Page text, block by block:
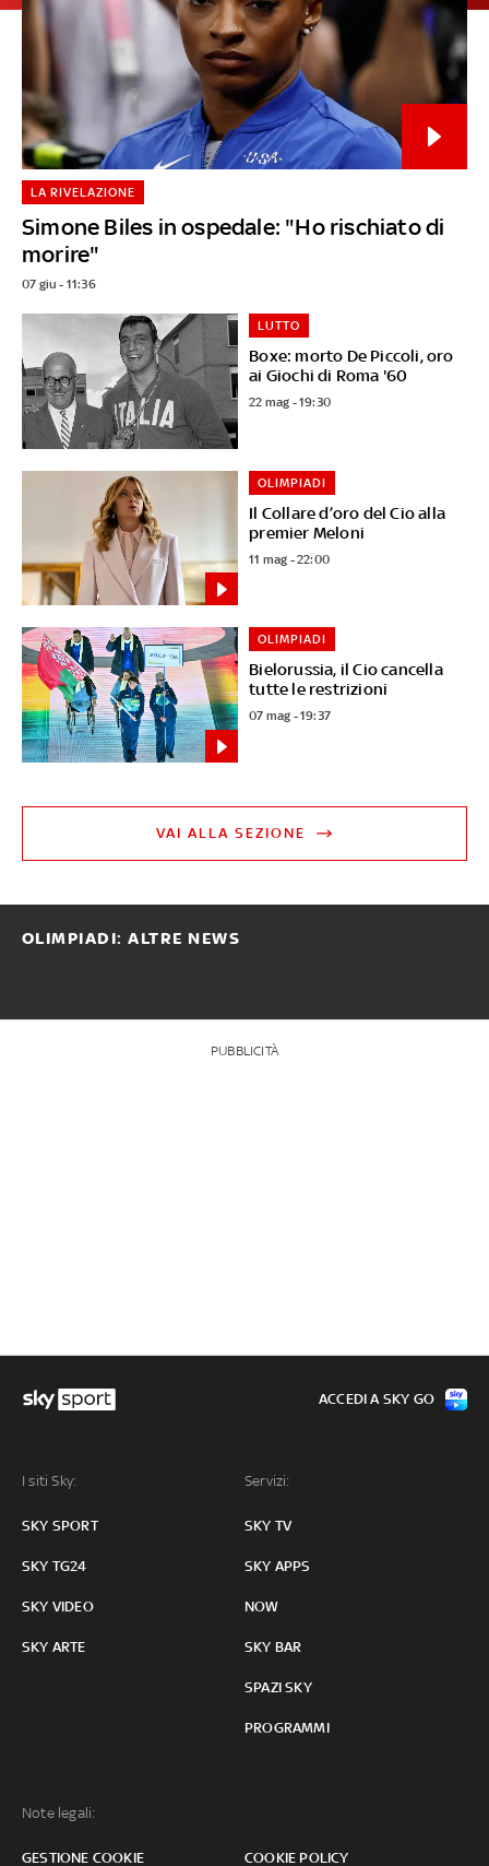
Simone Biles in ospedale: "Ho rischiato di
morire"
LA RIVELAZIONE
07 giu - 11:36
Boxe: morto De Piccoli, oro
ai Giochi di Roma '60
LUTTO
22 mag - 19:30
Il Collare d’oro del Cio alla
premier Meloni
OLIMPIADI
11 mag - 22:00
Bielorussia, il Cio cancella
tutte le restrizioni
OLIMPIADI
07 mag - 19:37
VAI ALLA SEZIONE
OLIMPIADI: ALTRE NEWS
PUBBLICITÀ
I siti Sky:
SKY SPORT
SKY TG24
SKY VIDEO
SKY ARTE
Servizi:
SKY TV
SKY APPS
NOW
SKY BAR
SPAZI SKY
PROGRAMMI
Note legali:
GESTIONE COOKIE COOKIE POLICY
ACCEDI A SKY GO